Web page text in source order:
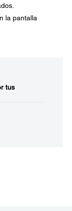
la pantalla
tus